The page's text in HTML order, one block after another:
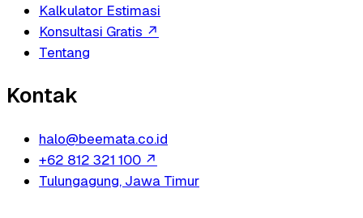
Kalkulator Estimasi
Konsultasi Gratis ↗
Tentang
Kontak
halo@beemata.co.id
+62 812 321 100 ↗
Tulungagung, Jawa Timur